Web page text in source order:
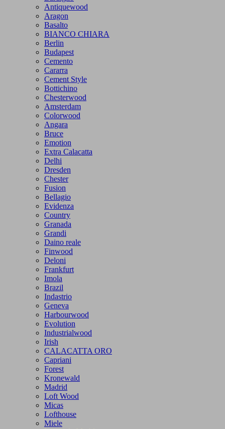
Antiquewood
Aragon
Basalto
BIANCO CHIARA
Berlin
Budapest
Cemento
Cararra
Cement Style
Bottichino
Chesterwood
Amsterdam
Colorwood
Angara
Bruce
Emotion
Extra Calacatta
Delhi
Dresden
Chester
Fusion
Bellagio
Evidenza
Country
Granada
Grandi
Daino reale
Finwood
Deloni
Frankfurt
Imola
Brazil
Indastrio
Geneva
Harbourwood
Evolution
Industrialwood
Irish
CALACATTA ORO
Capriani
Forest
Kronewald
Madrid
Loft Wood
Micas
Lofthouse
Miele